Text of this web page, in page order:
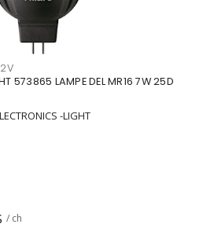
573865 LAMPE DEL MR16 7W 25D
-LIGHT
/ ch